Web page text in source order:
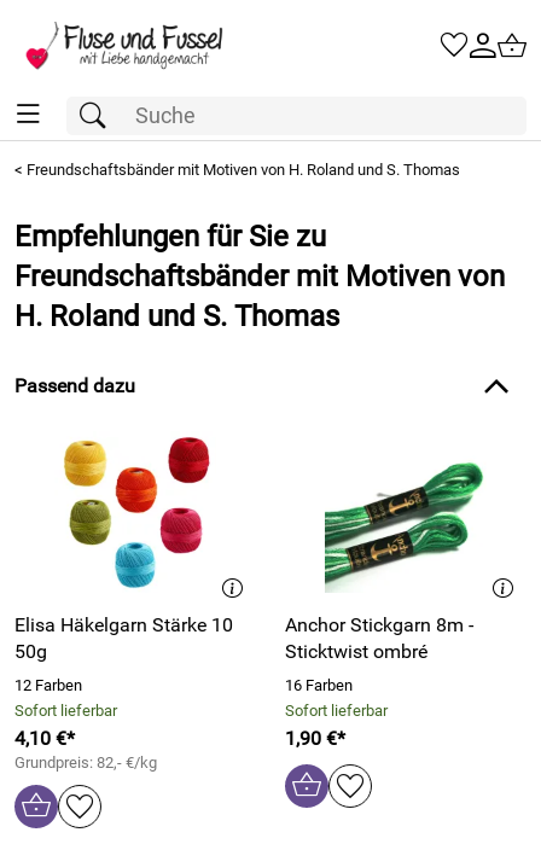
< Freundschaftsbänder mit Motiven von H. Roland und S. Thomas
Empfehlungen für Sie zu
Freundschaftsbänder mit Motiven von
H. Roland und S. Thomas
Passend dazu
Elisa Häkelgarn Stärke 10
50g
12 Farben
Sofort lieferbar
4,10 €*
Grundpreis: 82,- €/kg
Anchor Stickgarn 8m -
Sticktwist ombré
16 Farben
Sofort lieferbar
1,90 €*